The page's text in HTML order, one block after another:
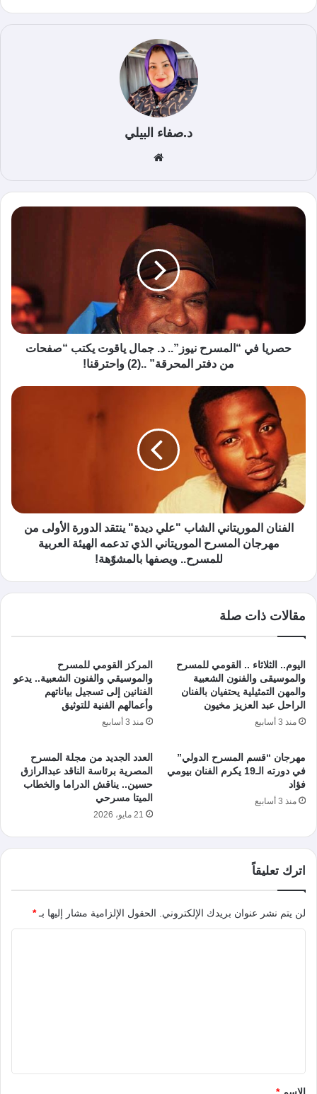
د.صفاء البيلي
الوي
ب
حصريا في “المسرح نيوز”.. د. جمال ياقوت يكتب “صفحات
من دفتر المحرقة” ..(2) واحترقنا!
الفنان الموريتاني الشاب "علي ديدة" ينتقد الدورة الأولى من
مهرجان المسرح الموريتاني الذي تدعمه الهيئة العربية
للمسرح.. ويصفها بالمشوّهة!
مقالات ذات صلة
اليوم.. الثلاثاء .. القومي للمسرح
والموسيقى والفنون الشعبية
والمهن التمثيلية يحتفيان بالفنان
الراحل عبد العزيز مخيون
منذ 3 أسابيع
المركز القومي للمسرح
والموسيقي والفنون الشعبية.. يدعو
الفنانين إلى تسجيل بياناتهم
وأعمالهم الفنية للتوثيق
منذ 3 أسابيع
مهرجان “قسم المسرح الدولي”
في دورته الـ19 يكرم الفنان بيومي
فؤاد
منذ 3 أسابيع
العدد الجديد من مجلة المسرح
المصرية برئاسة الناقد عبدالرازق
حسين.. يناقش الدراما والخطاب
الميتا مسرحي
21 مايو، 2026
اترك تعليقاً
لن يتم نشر عنوان بريدك الإلكتروني. الحقول الإلزامية مشار إليها بـ*
*